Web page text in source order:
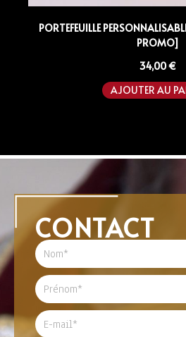
PORTEFEUILLE
PROMO]
34,00€
AJOUTER AU
CONTACT